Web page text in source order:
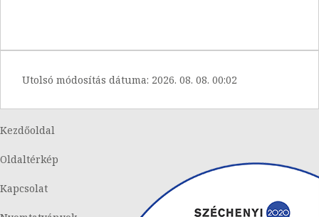
Utolsó módosítás dátuma: 2026. 08. 08. 00:02
Kezdőoldal
Oldaltérkép
Kapcsolat